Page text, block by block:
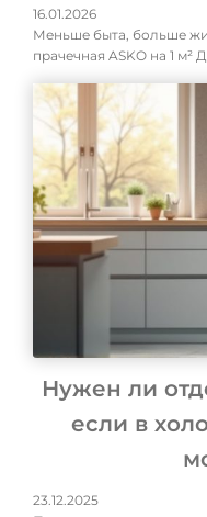
16.01.2026
Меньше быта, больше
прачечная ASKO на 1 м²
Нужен ли
если в
23.12.2025